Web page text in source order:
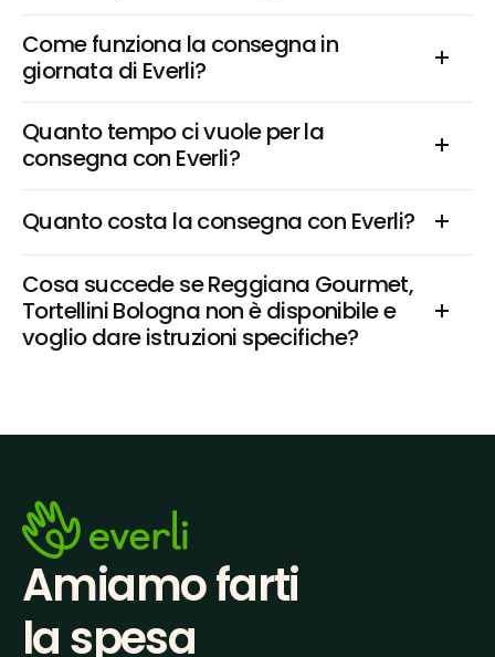
Come funziona la consegna in
giornata di Everli?
Quanto tempo ci vuole per la
consegna con Everli?
Quanto costa la consegna con Everli?
Cosa succede se Reggiana Gourmet,
Tortellini Bologna non è disponibile e
voglio dare istruzioni specifiche?
Amiamo farti
la spesa